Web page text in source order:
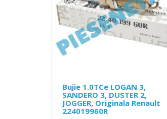
Bujie 1.0TCe LOGAN 3,
SANDERO 3, DUSTER 2,
JOGGER, Originala Renault
224019960R